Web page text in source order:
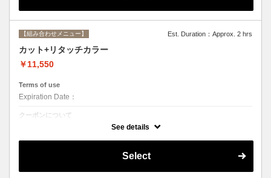
【組み合わせメニュー】 Est. Duration：Approx. 2 hrs
カット+リタッチカラー
￥11,550
Terms of use
Expiration Date：
クーポンについて
カットと根元２cmまでのカラー。シャンプー、ブロー込み
See details
Select